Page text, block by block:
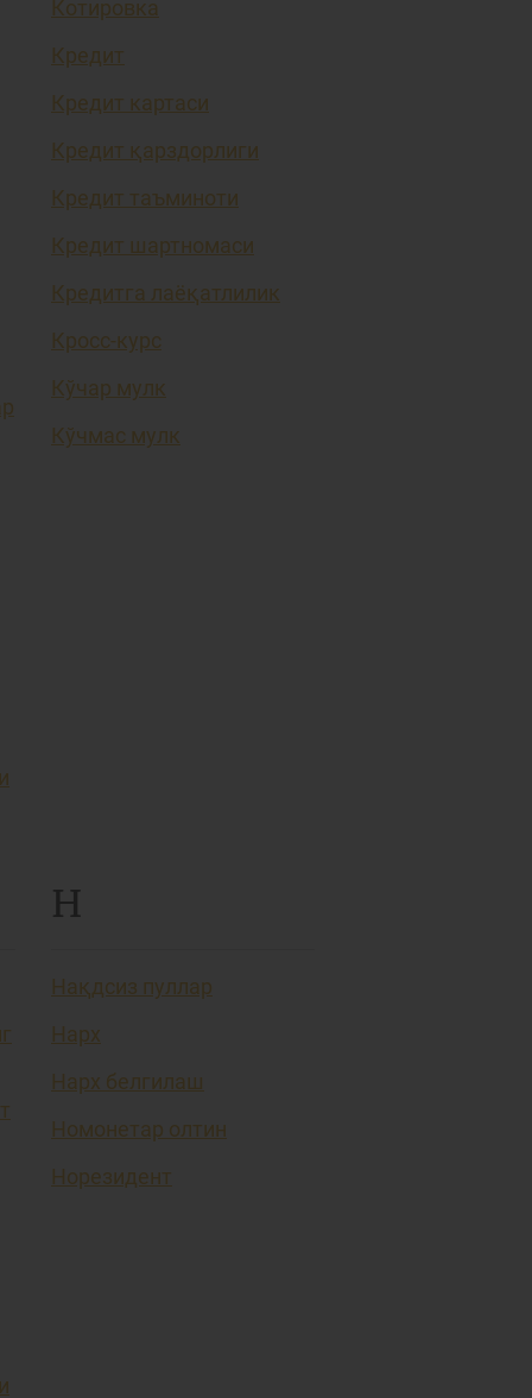
Котировка
Кредит
Кредит картаси
Кредит қарздорлиги
Кредит таъминоти
Кредит шартномаси
Кредитга лаёқатлилик
Кросс-курс
Кўчар мулк
Кўчмас мулк
Н
Нақдсиз пуллар
Нарх
Нарх белгилаш
Номонетар олтин
Норезидент